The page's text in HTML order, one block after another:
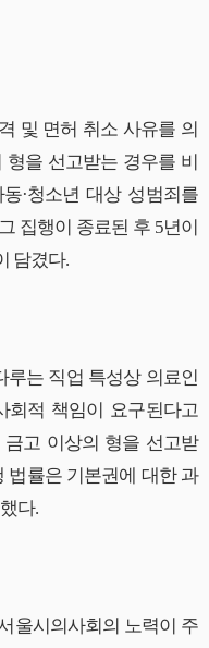
및 면허 취소 사유를 의
을 선고받는 경우를 비
·청소년 대상 성범죄를
집행이 종료된 후 5년이
담겼다.
루는 직업 특성상 의료인
회적 책임이 요구된다고
고 이상의 형을 선고받
법률은 기본권에 대한 과
다.
울시의사회의 노력이 주